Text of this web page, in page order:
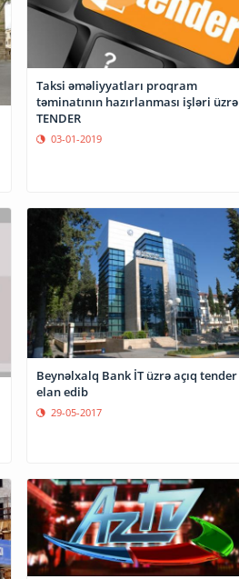
Taksi əməliyyatları proqram
təminatının hazırlanması işləri üzrə
TENDER
03-01-2019
Beynəlxalq Bank İT üzrə açıq tender
elan edib
29-05-2017